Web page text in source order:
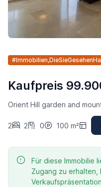
Kaufpreis
Orient Hill garden and
2 2 0 100 m²
Für diese Immobilie
Zugang zu erhalten,